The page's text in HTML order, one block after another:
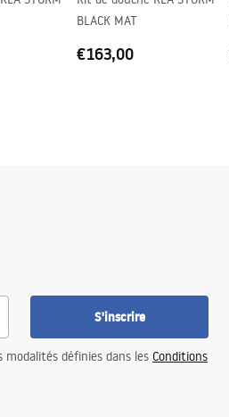
BLACK MAT
€163,00
S'inscrire
définies dans les Conditions